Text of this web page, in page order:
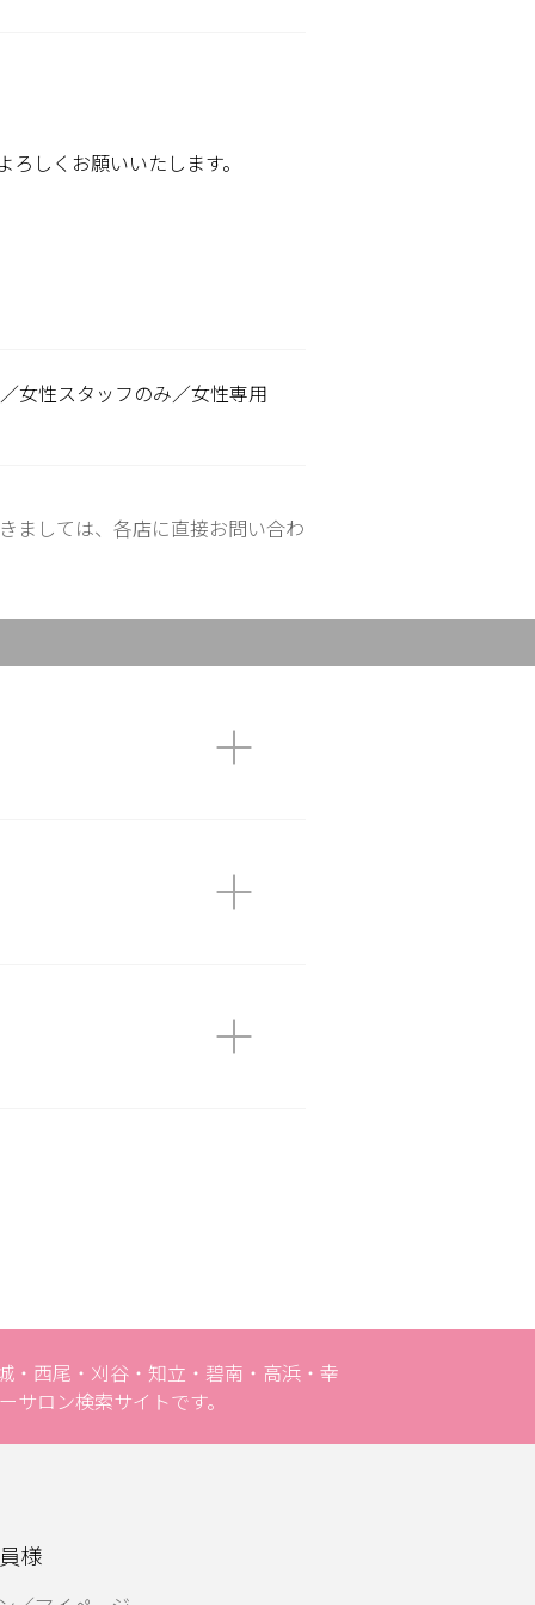
しくお願いいたします。
女性スタッフのみ／女性専用
ましては、各店に直接お問い合わ
・西尾・刈谷・知立・碧南・高浜・幸
ロン検索サイトです。
様